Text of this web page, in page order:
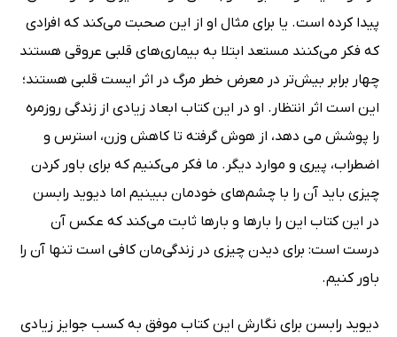
پیدا کرده است. یا برای مثال او از این صحبت می‌کند که افرادی
که فکر می‌کنند مستعد ابتلا به بیماری‌های قلبی عروقی هستند
چهار برابر بیش‌تر در معرض خطر مرگ در اثر ایست قلبی هستند؛
این است اثر انتظار. او در این کتاب ابعاد زیادی از زندگی روزمره
را پوشش می دهد، از هوش گرفته تا کاهش وزن، استرس و
اضطراب، پیری و موارد دیگر. ما فکر می‌کنیم که برای باور کردن
چیزی باید آن را با چشم‌های خودمان ببینیم اما دیوید رابسن
در این کتاب این را بارها و بارها ثابت می‌کند که عکس آن
درست است: برای دیدن چیزی در زندگی‌مان کافی است تنها آن را
باور کنیم.
دیوید رابسن برای نگارش این کتاب موفق به کسب جوایز زیادی